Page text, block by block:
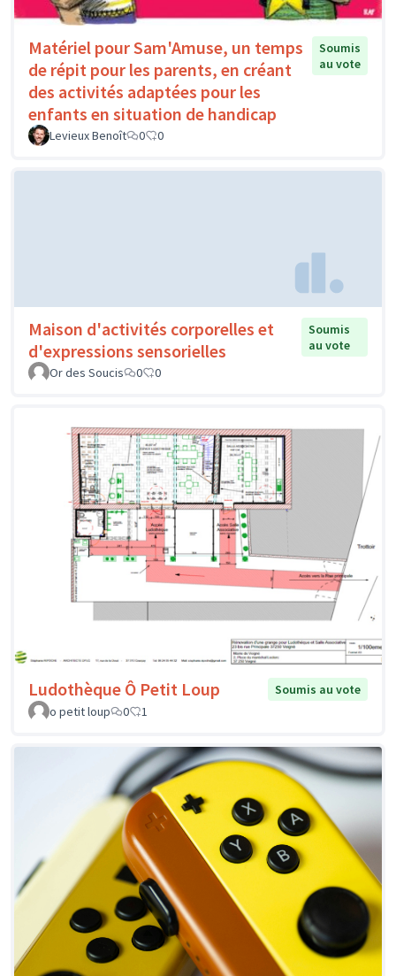
Matériel pour Sam'Amuse, un temps
de répit pour les parents, en créant
des activités adaptées pour les
enfants en situation de handicap
Soumis
au vote
Levieux Benoît 0 0
Maison d'activités corporelles et
d'expressions sensorielles
Soumis
au vote
Or des Soucis
0 0
Ludothèque Ô Petit Loup
Soumis au vote
o petit loup
0 1